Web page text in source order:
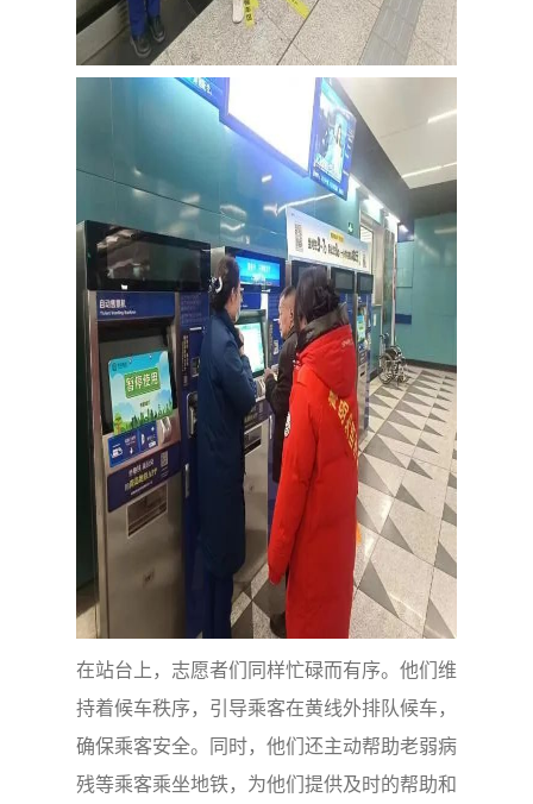
在站台上，志愿者们同样忙碌而有序。他们维
持着候车秩序，引导乘客在黄线外排队候车，
确保乘客安全。同时，他们还主动帮助老弱病
残等乘客乘坐地铁，为他们提供及时的帮助和